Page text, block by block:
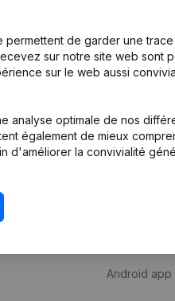
de garder une
sur notre site web sont
sur le web aussi
analyse optimale de nos
également de mieux
d'améliorer la convivialité
Produit
d’entreprise
Monitoring
Android app